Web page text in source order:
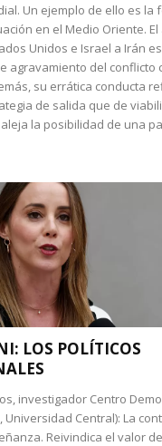
Un ejemplo de ello es la
en el Medio Oriente.
Unidos e Israel a Irán
agravamiento del conflicto
su errática conducta
de salida que de
la posibilidad de una
LOS POLÍTICOS
investigador Centro
Universidad Central): La
Reivindica el valor